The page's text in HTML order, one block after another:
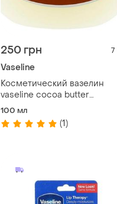
250 грн 7
Vaseline
Косметический вазелин
vaseline cocoa butter
moisturising jellyout
conditioning, 100 мл
100 мл
(1)